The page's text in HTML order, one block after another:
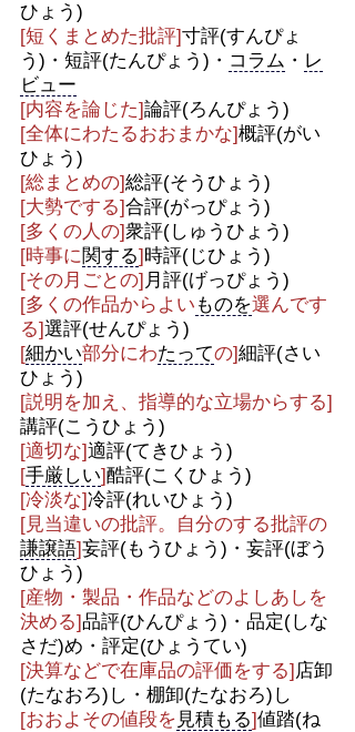
ひょう)
[短くまとめた批評]寸評(すんぴょ
う)・短評(たんぴょう)・ コラム ・ レ
ビュー
[内容を論じた]論評(ろんぴょう)
[全体にわたるおおまかな]概評(がい
ひょう)
[総まとめの]総評(そうひょう)
[大勢でする]合評(がっぴょう)
[多くの人の]衆評(しゅうひょう)
[時事に関する]時評(じひょう)
[その月ごとの] 月評(げっぴょう)
[多くの作品からよい ものを選んです
る]選評(せんぴょう)
[細かい部分にわたっての]細評(さい
ひょう)
[説明を加え、指導的な立場からする]
講評(こうひょう)
[適切な]適評(てきひょう)
[手厳しい]酷評(こくひょう)
[冷淡な]冷評(れいひょう)
[見当違いの批評。自分のする批評の
謙譲語]妄評(もうひょう)・妄評(ぼう
ひょう)
[産物・製品・作品などのよしあしを
決める]品評(ひんぴょう)・品定(しな
さだ)め・評定(ひょうてい)
[決算などで在庫品の評価をする]店卸
(たなおろ)し・棚卸(たなおろ)し
[おおよその値段を 見積もる]値踏(ね